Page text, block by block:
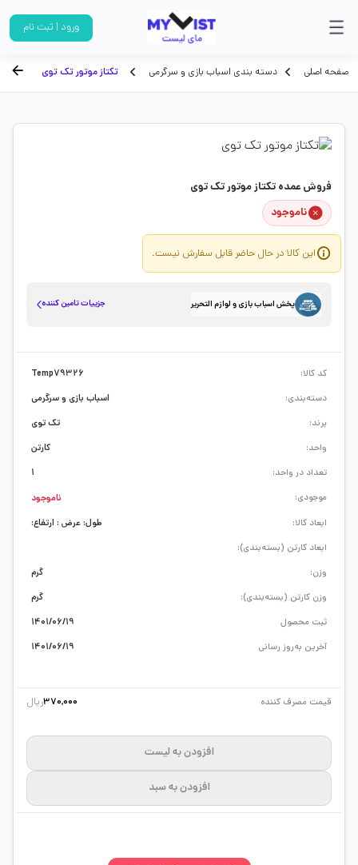
ورود | ثبت نام
صفحه اصلی دسته بندی اسباب بازی و سرگرمی تکتاز موتور تک توی
فروش عمده تکتاز موتور تک توی
ناموجود
این کالا در حال حاضر قابل سفارش نیست.
پخش اسباب بازی و لوازم التحریر جزییات تامین کننده
ابعاد کالا:
طول: عرض : ارتفاع:
ابعاد کارتن (بسته‌بندی):
وزن:
گرم
وزن کارتن (بسته‌بندی):
گرم
ثبت محصول
1401/06/19
آخرین به‌روز رسانی
1401/06/19
کد کالا:
Temp79326
دسته‌بندی:
اسباب بازی و سرگرمی
برند:
تک توی
واحد:
کارتن
تعداد در واحد:
1
موجودی:
ناموجود
قیمت مصرف کننده 370,000ریال
افزودن به لیست
افزودن به سبد